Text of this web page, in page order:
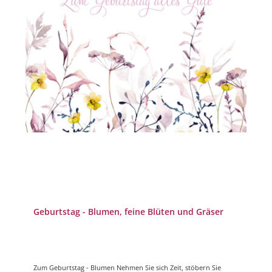
Geburtstag - Blumen, feine Blüten und Gräser
Zum Geburtstag - Blumen Nehmen Sie sich Zeit, stöbern Sie